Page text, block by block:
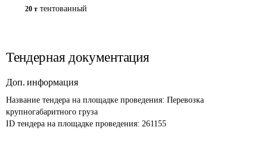
20 т тентованный
Тендерная документация
Доп. информация
Название тендера на площадке проведения: Перевозка
крупногабаритного груза
ID тендера на площадке проведения: 261155